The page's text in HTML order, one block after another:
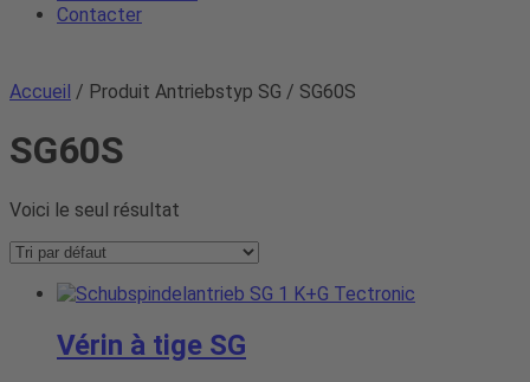
Contacter
Accueil / Produit Antriebstyp SG / SG60S
SG60S
Voici le seul résultat
Vérin à tige SG